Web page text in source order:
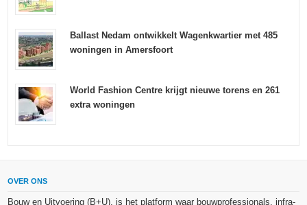
Ballast Nedam ontwikkelt Wagenkwartier met 485
woningen in Amersfoort
World Fashion Centre krijgt nieuwe torens en 261
extra woningen
OVER ONS
Bouw en Uitvoering (B+U), is het platform waar bouwprofessionals, infra-